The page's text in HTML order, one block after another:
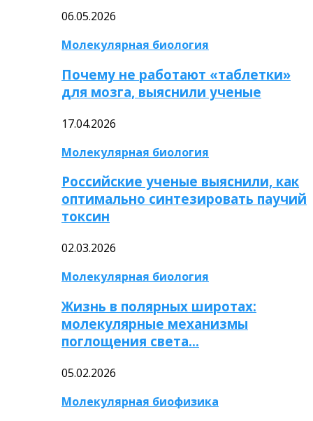
06.05.2026
Молекулярная биология
Почему не работают «таблетки»
для мозга, выяснили ученые
17.04.2026
Молекулярная биология
Российские ученые выяснили, как
оптимально синтезировать паучий
токсин
02.03.2026
Молекулярная биология
Жизнь в полярных широтах:
молекулярные механизмы
поглощения света…
05.02.2026
Молекулярная биофизика